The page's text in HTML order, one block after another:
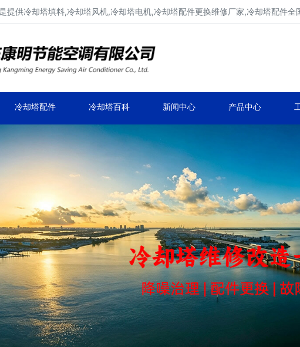
提供冷却塔填料,冷却塔风机,冷却塔电机,冷却塔配件更换维修厂家,冷却塔配件全
冷却塔配件 冷却塔百科 新闻中心 产品中心